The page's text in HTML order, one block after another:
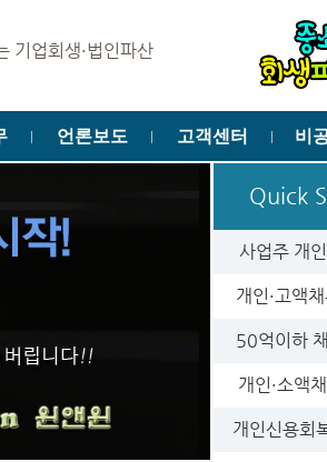
회생·법인파산 명문 법률사무소 윈앤윈에
ㅣ 언론보도 ㅣ 고객센터 ㅣ 비
Quick
사업주 개
개인·고액
50억이하
개인·소액
개인신용회